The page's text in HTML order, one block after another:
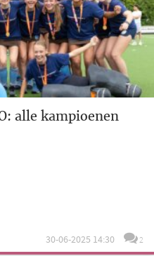
alle kampioenen
30-06-2025 14:30 2